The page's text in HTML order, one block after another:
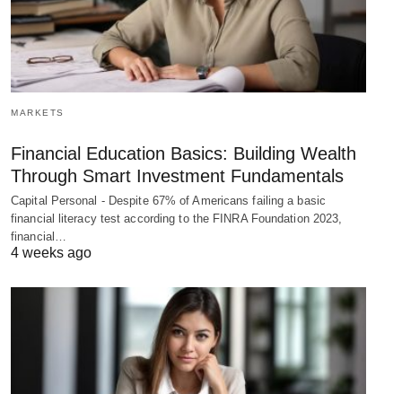
MARKETS
Financial Education Basics: Building Wealth
Through Smart Investment Fundamentals
Capital Personal - Despite 67% of Americans failing a basic
financial literacy test according to the FINRA Foundation 2023,
financial…
4 weeks ago